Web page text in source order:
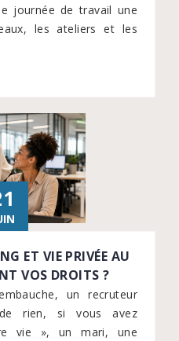
journée de travail une
les ateliers et les
ET VIE PRIVÉE AU
VOS DROITS ?
un recruteur
rien, si vous avez
vie », un mari, une